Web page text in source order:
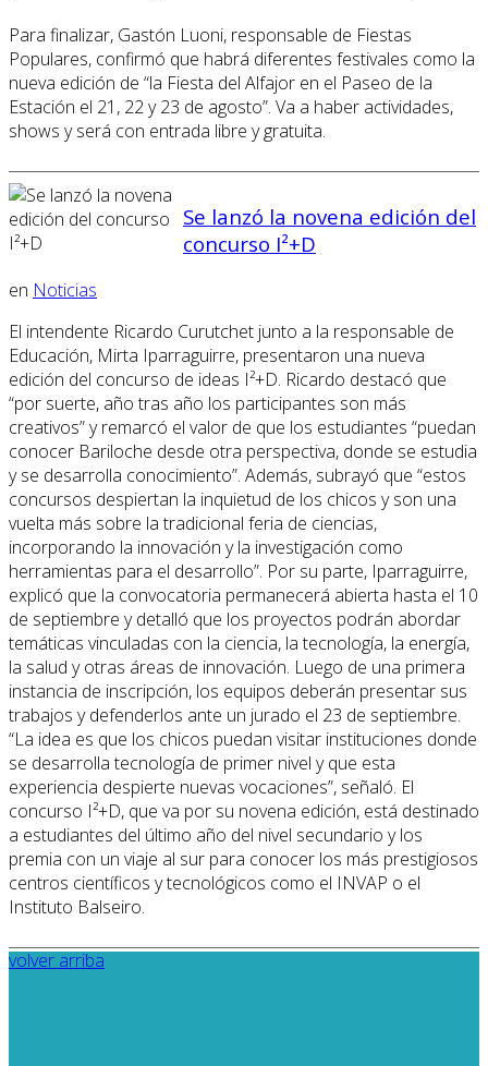
Para finalizar, Gastón Luoni, responsable de Fiestas
Populares, confirmó que habrá diferentes festivales como la
nueva edición de “la Fiesta del Alfajor en el Paseo de la
Estación el 21, 22 y 23 de agosto”. Va a haber actividades,
shows y será con entrada libre y gratuita.
Se lanzó la novena edición del
concurso I²+D
en Noticias
El intendente Ricardo Curutchet junto a la responsable de
Educación, Mirta Iparraguirre, presentaron una nueva
edición del concurso de ideas I²+D. Ricardo destacó que
“por suerte, año tras año los participantes son más
creativos” y remarcó el valor de que los estudiantes “puedan
conocer Bariloche desde otra perspectiva, donde se estudia
y se desarrolla conocimiento”. Además, subrayó que “estos
concursos despiertan la inquietud de los chicos y son una
vuelta más sobre la tradicional feria de ciencias,
incorporando la innovación y la investigación como
herramientas para el desarrollo”. Por su parte, Iparraguirre,
explicó que la convocatoria permanecerá abierta hasta el 10
de septiembre y detalló que los proyectos podrán abordar
temáticas vinculadas con la ciencia, la tecnología, la energía,
la salud y otras áreas de innovación. Luego de una primera
instancia de inscripción, los equipos deberán presentar sus
trabajos y defenderlos ante un jurado el 23 de septiembre.
“La idea es que los chicos puedan visitar instituciones donde
se desarrolla tecnología de primer nivel y que esta
experiencia despierte nuevas vocaciones”, señaló. El
concurso I²+D, que va por su novena edición, está destinado
a estudiantes del último año del nivel secundario y los
premia con un viaje al sur para conocer los más prestigiosos
centros científicos y tecnológicos como el INVAP o el
Instituto Balseiro.
volver arriba